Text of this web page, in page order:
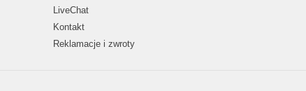
LiveChat
Kontakt
Reklamacje i zwroty